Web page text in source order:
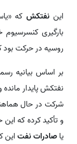
ایننفتکش که
بارگیری
روسیه در حرکت بود
بر اساس بیانیه
نفتکش پایدار
شرکت در حال
و تأکید کرده که
یاصادرات نفتاین